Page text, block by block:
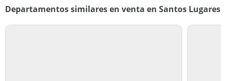
Departamentos similares en venta en Santos Lugares